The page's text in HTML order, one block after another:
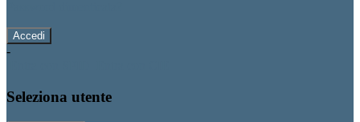
-
Seleziona utente